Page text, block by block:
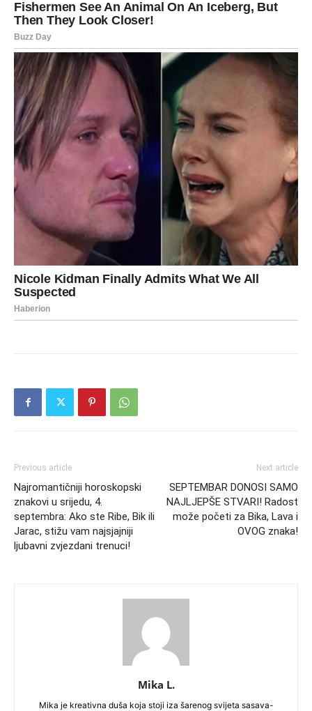
Previous article
Najromantičniji horoskopski
znakovi u srijedu, 4.
septembra: Ako ste Ribe, Bik ili
Jarac, stižu vam najsjajniji
ljubavni zvjezdani trenuci!
Next article
SEPTEMBAR DONOSI SAMO
NAJLJEPŠE STVARI! Radost
može početi za Bika, Lava i
OVOG znaka!
Mika L.
Mika je kreativna duša koja stoji iza šarenog svijeta sasava-